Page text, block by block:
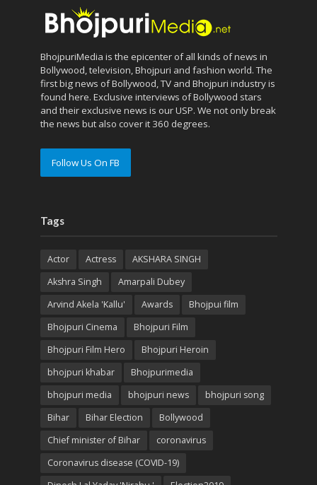
BhojpuriMedia is the epicenter of all kinds of news in
Bollywood, television, Bhojpuri and fashion world. The
first big news of Bollywood, TV and Bhojpuri industry is
found here. Exclusive interviews of Bollywood stars
and their exclusive news is our USP. We not only break
the news but also cover it 360 degrees.
Follow Us On FB
Tags
Actor Actress
AKSHARA SINGH
Akshra Singh
Amarpali Dubey
Arvind Akela 'Kallu'
Awards
Bhojpui film
Bhojpuri Cinema
Bhojpuri Film
Bhojpuri Film Hero
Bhojpuri Heroin
bhojpuri khabar
Bhojpurimedia
bhojpuri media
bhojpuri news
bhojpuri song
Bihar
Bihar Election
Bollywood
Chief minister of Bihar
coronavirus
Coronavirus disease (COVID-19)